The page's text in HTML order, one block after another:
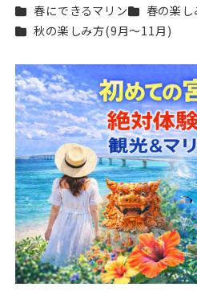
カテゴリー
春にできるマリンカテゴリー
春の楽
カテゴリー
秋の楽しみ方(9月〜11月)